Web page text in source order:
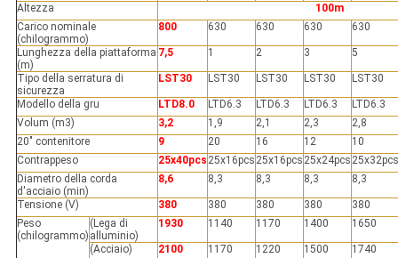
Altezza
100m
Carico nominale
(chilogrammo)
800 630 630 630 630
Lunghezza della piattaforma
(m)
7,5 1 2 3 5
Tipo della serratura di
sicurezza
LST30 LST30 LST30 LST30 LST30
Modello della gru LTD8.0 LTD6.3 LTD6.3 LTD6.3
LTD6.3
Volum (m3)
3,2 1,9 2,1 2,3
2,8
20" contenitore
9 20 16 12
10
Contrappeso
25x40pcs 25x16pcs 25x16pcs 25x24pcs 25x32pcs
Diametro della corda
d'acciaio (min)
8,6 8,3 8,3 8,3 8,3
Tensione (V) 380 380 380 380
380
Peso
(chilogrammo)
(Lega di
alluminio)
1930 1140 1170 1400 1650
(Acciaio) 2100 1170 1220 1500
1740